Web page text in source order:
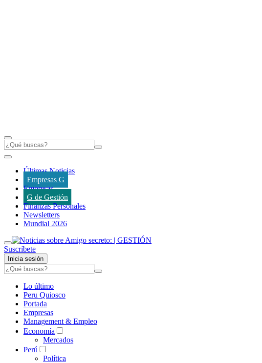
Últimas Noticias
Empresas G
Empresas
G de Gestión
Finanzas Personales
Newsletters
Mundial 2026
Suscríbete
Inicia sesión
Lo último
Peru Quiosco
Portada
Empresas
Management & Empleo
Economía
Mercados
Perú
Política